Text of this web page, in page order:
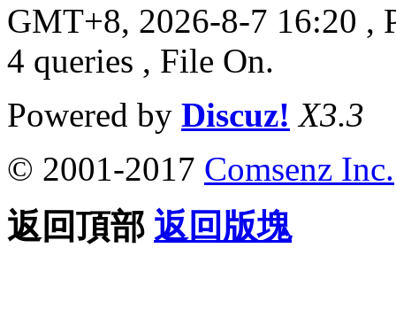
GMT+8, 2026-8-7 16:20 ,
4 queries , File On.
Powered by Discuz! X3.3
© 2001-2017 Comsenz Inc.
返回頂部 返回版塊